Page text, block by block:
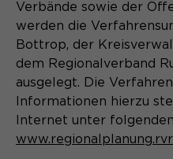
Verbände sowie der
werden die
Bottrop, der
dem Regionalverband
ausgelegt. Die
Informationen hierzu
Internet unter